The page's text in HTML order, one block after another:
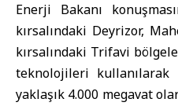
Enerji Bakanı
kırsalındaki Deyrizor,
kırsalındaki Trifavi
teknolojileri
yaklaşık 4.000 megavat